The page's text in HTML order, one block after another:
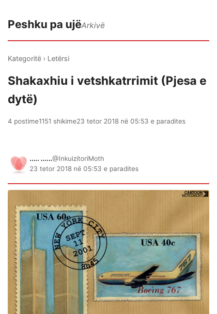
Peshku pa ujëArkivë
Kategoritë › Letërsi
Shakaxhiu i vetshkatrrimit (Pjesa e
dytë)
4 postime1151 shikime23 tetor 2018 në 05:53 e paradites
..... ......@InkuizitoriMoth
23 tetor 2018 në 05:53 e paradites